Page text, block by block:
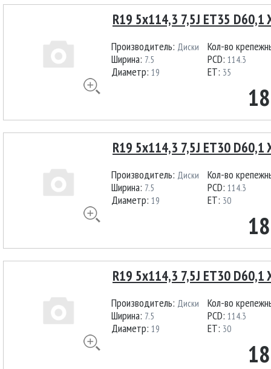
R19 5x114,3 7,5J ET35 D60,1
Производитель: Диски
Ширина: 7.5
Диаметр: 19
Кол-во
PCD: 114.3
ET: 35
R19 5x114,3 7,5J ET30 D60,1
Производитель: Диски
Ширина: 7.5
Диаметр: 19
Кол-во
PCD: 114.3
ET: 30
R19 5x114,3 7,5J ET30 D60,1
Производитель: Диски
Ширина: 7.5
Диаметр: 19
Кол-во
PCD: 114.3
ET: 30